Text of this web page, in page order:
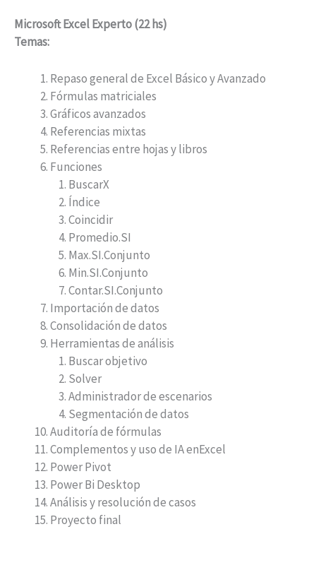
Microsoft Excel Experto (22 hs)
Temas:
Repaso general de Excel Básico y Avanzado
Fórmulas matriciales
Gráficos avanzados
Referencias mixtas
Referencias entre hojas y libros
Funciones
BuscarX
Índice
Coincidir
Promedio.SI
Max.SI.Conjunto
Min.SI.Conjunto
Contar.SI.Conjunto
Importación de datos
Consolidación de datos
Herramientas de análisis
Buscar objetivo
Solver
Administrador de escenarios
Segmentación de datos
Auditoría de fórmulas
Complementos y uso de IA enExcel
Power Pivot
Power Bi Desktop
Análisis y resolución de casos
Proyecto final